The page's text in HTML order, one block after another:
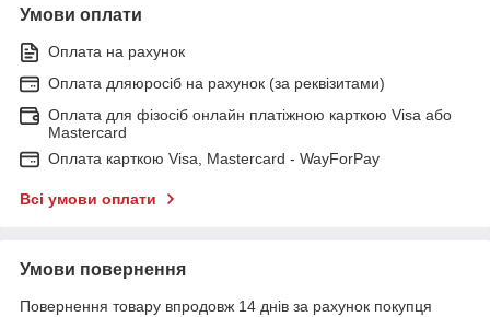
Умови оплати
Оплата на рахунок
Оплата дляюросіб на рахунок (за реквізитами)
Оплата для фізосіб онлайн платіжною карткою Visa або
Mastercard
Оплата карткою Visa, Mastercard - WayForPay
Всі умови оплати
Умови повернення
Повернення товару впродовж 14 днів за рахунок покупця